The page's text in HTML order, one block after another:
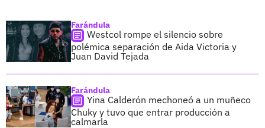
Farándula
Westcol rompe el silencio sobre
polémica separación de Aida Victoria y
Juan David Tejada
Farándula
Yina Calderón mechoneó a un muñeco
Chuky y tuvo que entrar producción a
calmarla